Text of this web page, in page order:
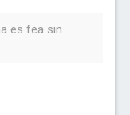
es fea sin